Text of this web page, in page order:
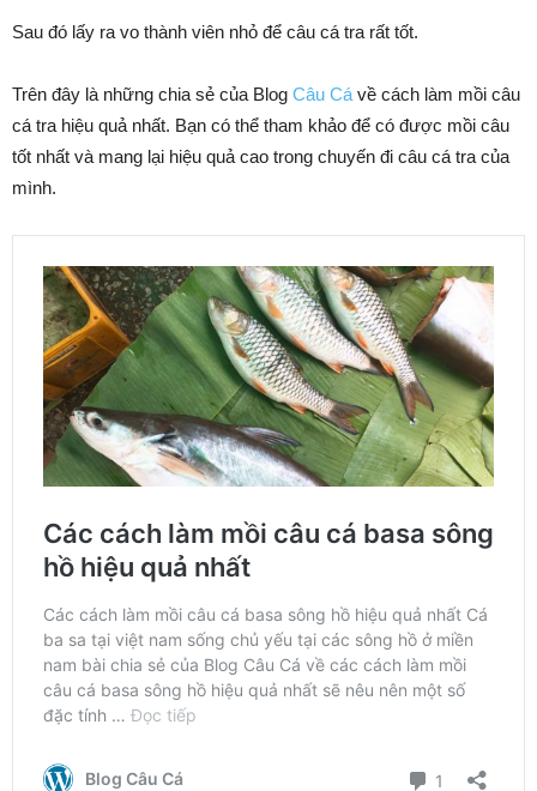
Sau đó lấy ra vo thành viên nhỏ để câu cá tra rất tốt.
Trên đây là những chia sẻ của Blog Câu Cá về cách làm mồi câu
cá tra hiệu quả nhất. Bạn có thể tham khảo để có được mồi câu
tốt nhất và mang lại hiệu quả cao trong chuyến đi câu cá tra của
mình.